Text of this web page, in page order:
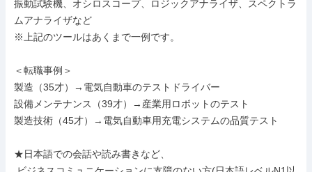
振動試験機、オシロスコープ、ロジックアナライザ、スペクトラ
ムアナライザなど
※上記のツールはあくまで一例です。
＜転職事例＞
製造（35才）→電気自動車のテストドライバー
設備メンテナンス（39才）→産業用ロボットのテスト
製造技術（45才）→電気自動車用充電システムの品質テスト
★日本語での会話や読み書きなど、